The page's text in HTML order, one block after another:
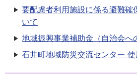
要配慮者利用施設に係る避難確
いて
地域振興事業補助金（自治会へ
石井町地域防災交流センター